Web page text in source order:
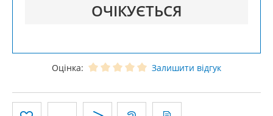
ОЧІКУЄТЬСЯ
Оцінка: Залишити відгук